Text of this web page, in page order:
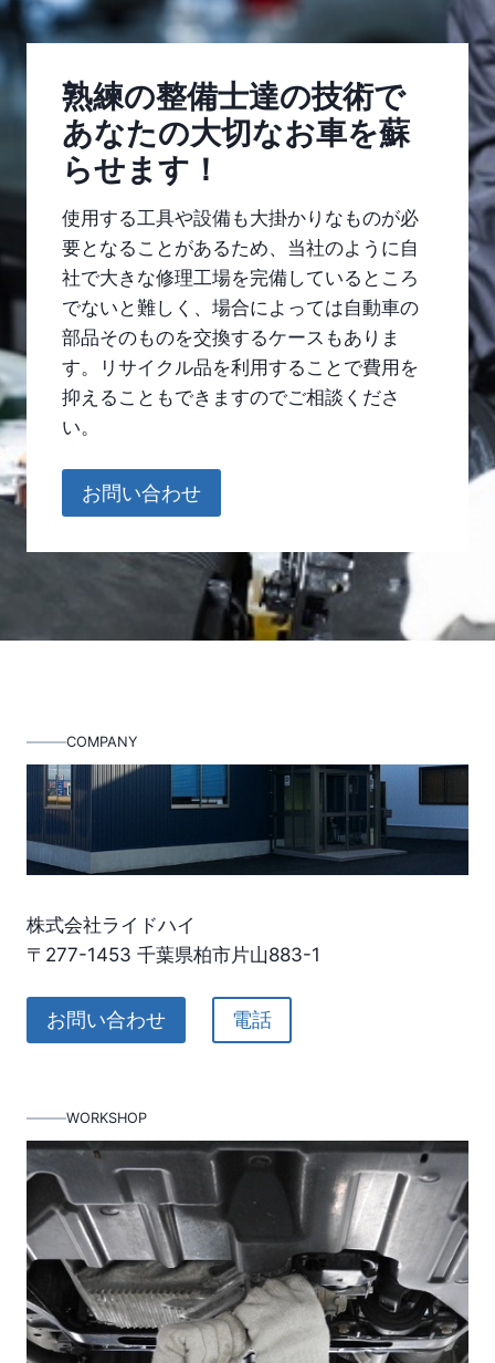
熟練の整備士達の技術で
あなたの大切なお車を蘇
らせます！
使用する工具や設備も大掛かりなものが必
要となることがあるため、当社のように自
社で大きな修理工場を完備しているところ
でないと難しく、場合によっては自動車の
部品そのものを交換するケースもありま
す。リサイクル品を利用することで費用を
抑えることもできますのでご相談くださ
い。
お問い合わせ
COMPANY
株式会社ライドハイ
〒277-1453 千葉県柏市片山883-1
お問い合わせ 電話
WORKSHOP